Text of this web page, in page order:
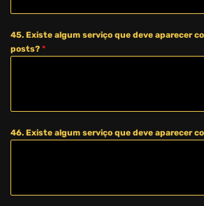
45. Existe algum serviço que deve aparecer
posts? *
46. Existe algum serviço que deve aparecer